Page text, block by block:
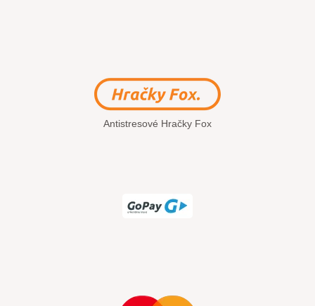
Antistresové Hračky Fox